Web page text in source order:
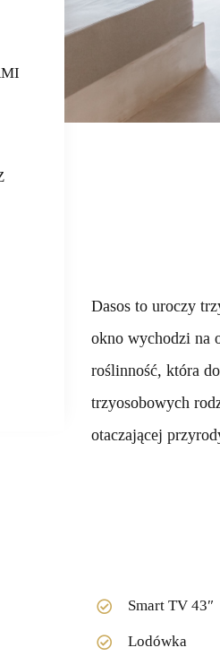
Dasos to uroczy
okno wychodzi na
roślinność, która
trzyosobowych
otaczającej
Smart TV 43″
Lodówka